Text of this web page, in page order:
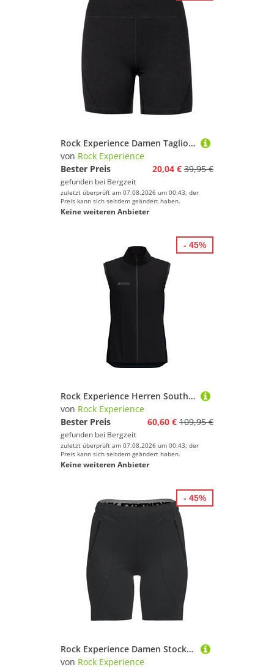
Rock Experience Damen Tagliolini 2.0 Short Tights
von Rock Experience
Bester Preis
20,04 € 39,95 €
gefunden bei Bergzeit
zuletzt überprüft am 07.08.2026 um 00:43; der
Preis kann sich seitdem geändert haben.
Keine weiteren Anbieter
Rock Experience Herren South Face Hybrid Weste
von Rock Experience
Bester Preis
60,60 € 109,95 €
gefunden bei Bergzeit
zuletzt überprüft am 07.08.2026 um 00:43; der
Preis kann sich seitdem geändert haben.
Keine weiteren Anbieter
- 45%
Rock Experience Damen Stockhorn Shorts
von Rock Experience
- 45%